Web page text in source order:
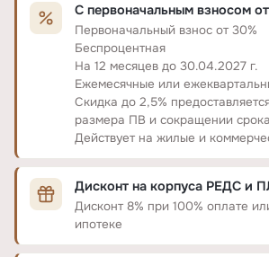
С первоначальным взносом
Первоначальный взнос от 30%
Беспроцентная
На 12 месяцев до 30.04.2027 г.
Ежемесячные или
Скидка до 2,5%
размера ПВ и сокращении
Действует на жилые и
Дисконт на корпуса РЕДС и
Дисконт 8% при 100% оплате
ипотеке